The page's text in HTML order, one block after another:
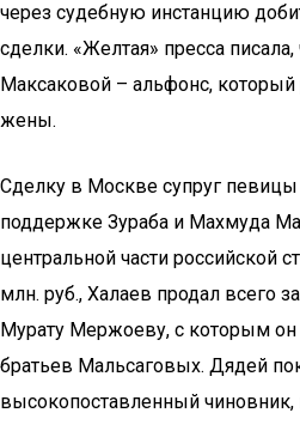
через судебную инстанцию
сделки. «Желтая» пресса
Максаковой – альфонс, который
жены.
Сделку в Москве супруг
поддержке Зураба и Махмуда
центральной части российской
млн. руб., Халаев продал всего
Мурату Мержоеву, с которым он
братьев Мальсаговых. Дядей
высокопоставленный чиновник,